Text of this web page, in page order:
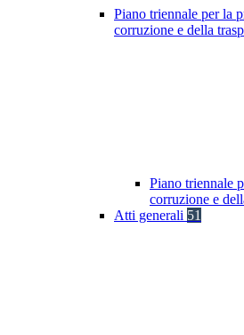
Piano triennale per la
corruzione e della
Piano triennale
corruzione e
Atti generali 51